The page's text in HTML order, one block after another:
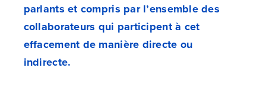
parlants et compris par l’ensemble des
collaborateurs qui participent à cet
effacement de manière directe ou
indirecte.